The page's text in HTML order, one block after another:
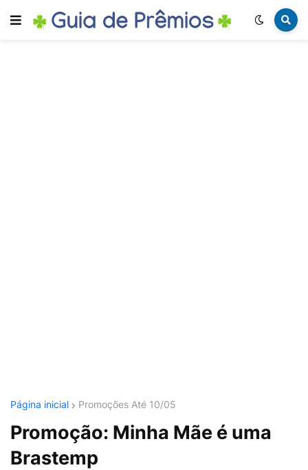
Página inicial Promoções Até 10/05
Promoção: Minha Mãe é uma
Brastemp